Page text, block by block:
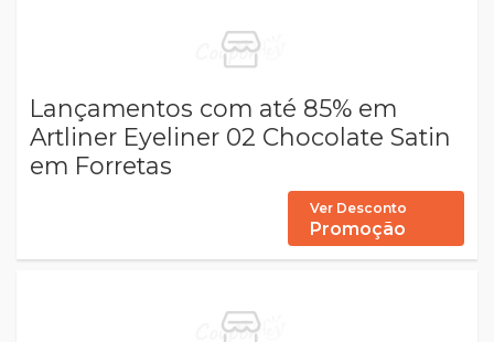
Lançamentos com até 85% em
Artliner Eyeliner 02 Chocolate Satin
em Forretas
Ver Desconto
Promoção